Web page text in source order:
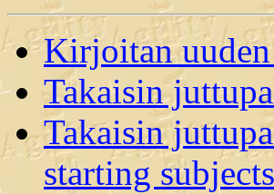
Kirjoitan uuden
Takaisin
Takaisin
starting subjects